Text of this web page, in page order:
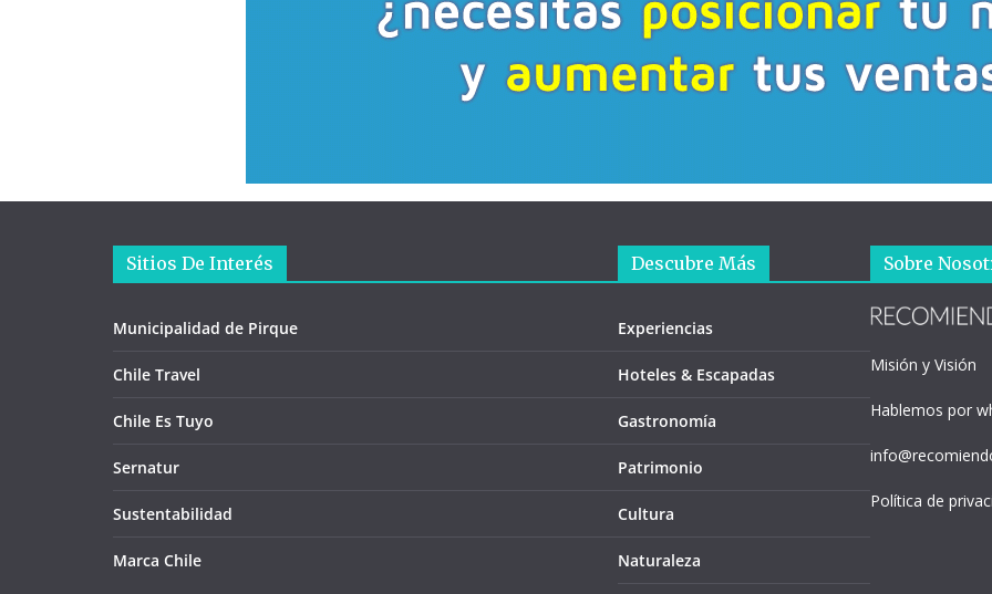
Sitios De Interés
Municipalidad de Pirque
Chile Travel
Chile Es Tuyo
Sernatur
Sustentabilidad
Marca Chile
Descubre Más
Experiencias
Hoteles & Escapadas
Gastronomía
Patrimonio
Cultura
Naturaleza
Sobre
Misión y Visión
Hablemos por
Política de